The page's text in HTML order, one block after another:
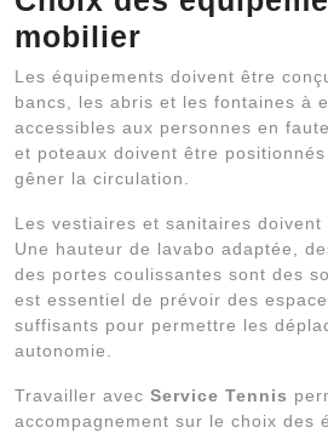
mobilier
Les équipements doivent être
bancs, les abris et les fontaines à
accessibles aux personnes en
et poteaux doivent être
gêner la circulation.
Les vestiaires et sanitaires
Une hauteur de lavabo adaptée,
des portes coulissantes sont des
est essentiel de prévoir des
suffisants pour permettre les
autonomie.
Travailler avec Service Tennis
accompagnement sur le choix des